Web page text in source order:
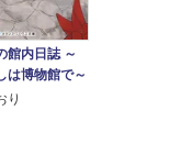
館内日誌 ～
は博物館で～
り